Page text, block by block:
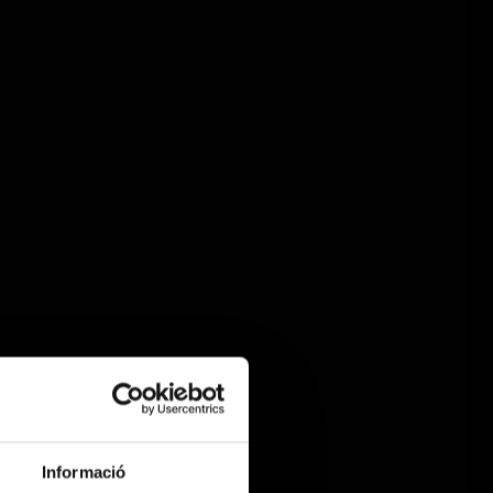
Informació